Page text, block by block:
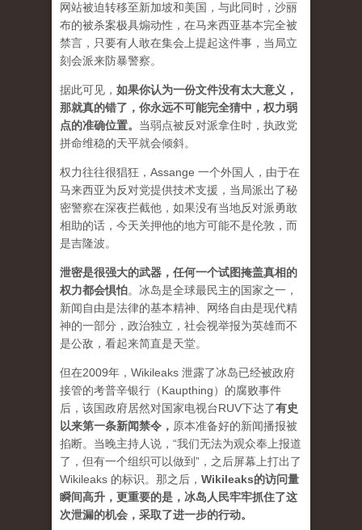
网站被迫转移至新加坡和美国，与此同时，沙丽
布的被杀案极具煽动性，在马来西亚基本完全被
禁言，只要有人敢在集会上提起这件事，当局立
刻会派来防暴警察。
据此可见， 如果你认为一份文件没有太大意义，
那就真的错了，你永远不可能完全猜中，权力弱
点的准确位置。 当弱点被反对派拿住时，执政党
拼命维稳的天平就会倾斜。
权力往往很猖狂，Assange 一个外国人，由于在
马来西亚为反对党提供技术支援，当局派出了秘
密警察在深夜拦截他，如果没有当地反对派勇敢
相助的话，今天关押他的地方可能不是伦敦，而
是吉隆波。
泄密是很强大的武器，任何一个试图掩盖真相的
权力都会惧怕。 冰岛是全球最民主的国家之一，
新闻自由是法律的基本精神、网络自由是现代精
神的一部分，政治独立，社会视举报为英雄而不
是公敌，看起来简直是天堂。
但在2009年，Wikileaks 泄露了冰岛已经被政府
接管的考普辛银行（Kaupthing）的腐败事件
后，该国政府居然对国家电视台RUV下达了有史
以来第一条新闻禁令 ， 原本准备好的新闻播报被
掐断。当晚主持人说，“我们无法为观众奉上报道
了，但有一个组织可以做到”，之后屏幕上打出了
Wikileaks 的标识。那之后， Wikileaks的访问量
瞬间高升，更重要的是，冰岛人民牢牢抓住了这
次泄漏的机会，采取了进一步的行动。